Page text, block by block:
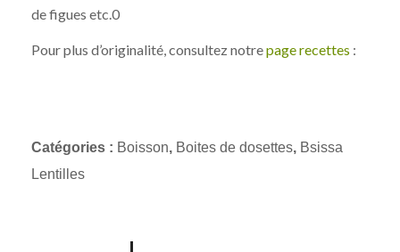
de figues etc.0
Pour plus d’originalité, consultez notrepage recettes :
Catégories : Boisson, Boites de dosettes, Bsissa
Lentilles